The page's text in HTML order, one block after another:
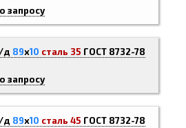
запросу
д 89х10 сталь 35 ГОСТ 8732-78
запросу
д 89х10 сталь 45 ГОСТ 8732-78